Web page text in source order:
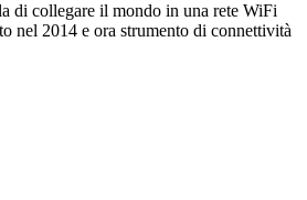
di collegare il mondo in una rete WiFi
nel 2014 e ora strumento di connettività